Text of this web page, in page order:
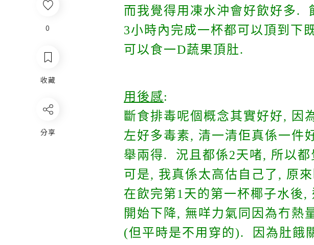
0
收藏
分享
而我覺得用凍水沖會好飲好多.
3小時內完成一杯都可以頂到下
可以食一D蔬果頂肚.
用後感:
斷食排毒呢個概念其實好好, 因
左好多毒素, 清一清佢真係一件
舉兩得. 況且都係2天啫, 所以都
可是, 我真係太高估自己了, 原
在飲完第1天的第一杯椰子水後
開始下降, 無咩力氣同因為冇熱
(但平時是不用穿的). 因為肚餓